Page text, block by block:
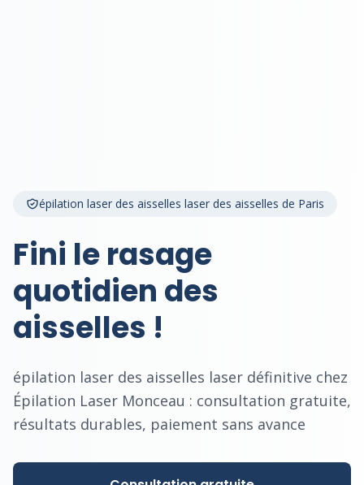
épilation laser des aisselles laser des aisselles de Paris
Fini le rasage
quotidien des
aisselles !
épilation laser des aisselles laser définitive chez
Épilation Laser Monceau : consultation gratuite,
résultats durables, paiement sans avance